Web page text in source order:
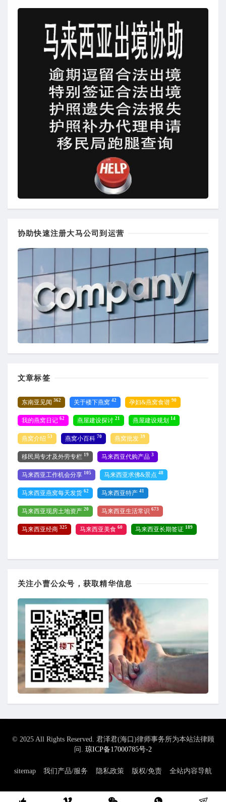
协助快速注册大马公司到运营
文章标签
东南亚见闻 362 关于楼下燕窝 42 孕妇&燕窝食谱 90
我的燕窝日记 62 燕屋建设探讨 21 燕屋建设规划 14
燕窝介绍 53 燕窝小百科 70 燕窝批发 39
移民局专才及外劳专栏 19 马来西亚代购产品 3
马来西亚工作机会分享 105 马来西亚求佛&景点 48
马来西亚燕窝每天发货 62 马来西亚特产 41
马来西亚现房土地资产 20 马来西亚生活常识 673
马来西亚经商 325 马来西亚美食 60 马来西亚长期签证 189
关注小曹公众号，获取精华信息
© 2025 All Rights Reserved. 君泽君(海口)律师事务所为本站法律顾
问. 琼ICP备17000785号-2
sitemap 我们产品/服务 隐私政策 版权/免责 全站内容导航